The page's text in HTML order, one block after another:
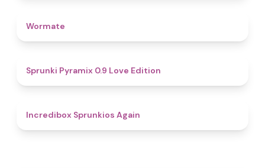
Wormate
Sprunki Pyramix 0.9 Love Edition
Incredibox Sprunkios Again